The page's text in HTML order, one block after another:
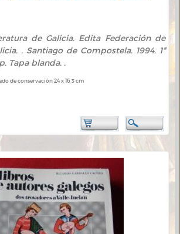
de Galicia. Edita Federación de
. Santiago de Compostela. 1994. 1ª
Tapa blanda. .
de conservación 24 x 16,3 cm